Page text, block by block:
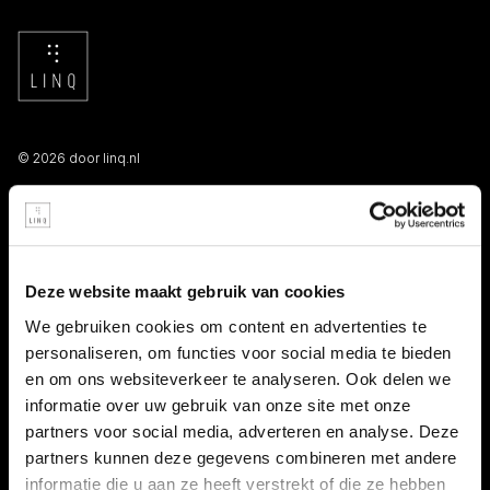
Deze website maakt gebruik van cookies
We gebruiken cookies om content en advertenties te
personaliseren, om functies voor social media te bieden
en om ons websiteverkeer te analyseren. Ook delen we
informatie over uw gebruik van onze site met onze
partners voor social media, adverteren en analyse. Deze
partners kunnen deze gegevens combineren met andere
informatie die u aan ze heeft verstrekt of die ze hebben
© 2026 door linq.nl
LINKS
Persooneelsgids uitzendkrachten
Antidiscriminatiebeleid
Klacht indienen